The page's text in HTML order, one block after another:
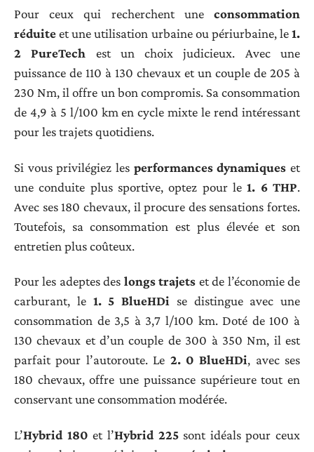
Pour ceux qui recherchent une consommation
réduiteet une utilisation urbaine ou périurbaine, le1.
2 PureTech est un choix judicieux. Avec une
puissance de 110 à 130 chevaux et un couple de 205 à
230 Nm, il offre un bon compromis. Sa consommation
de 4,9 à 5 l/100 km en cycle mixte le rend intéressant
pour les trajets quotidiens.
Si vous privilégiez les performances dynamiques et
une conduite plus sportive, optez pour le1. 6 THP.
Avec ses 180 chevaux, il procure des sensations fortes.
Toutefois, sa consommation est plus élevée et son
entretien plus coûteux.
Pour les adeptes des longs trajets et de l’économie de
carburant, le 1. 5 BlueHDi se distingue avec une
consommation de 3,5 à 3,7 l/100 km. Doté de 100 à
130 chevaux et d’un couple de 300 à 350 Nm, il est
parfait pour l’autoroute. Le 2. 0 BlueHDi, avec ses
180 chevaux, offre une puissance supérieure tout en
conservant une consommation modérée.
L’Hybrid 180 et l’Hybrid 225sont idéals pour ceux